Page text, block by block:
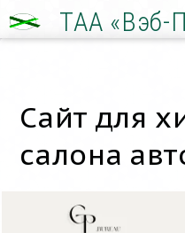
ТАА «Вэб-
Сайт для
салона